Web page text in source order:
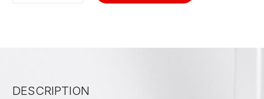
DESCRIPTION